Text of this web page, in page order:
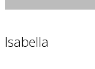
Isabella